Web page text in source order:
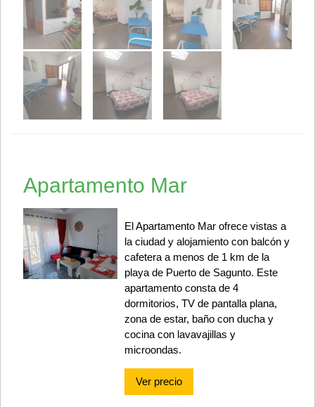
Apartamento Mar
El Apartamento Mar ofrece vistas a
la ciudad y alojamiento con balcón y
cafetera a menos de 1 km de la
playa de Puerto de Sagunto. Este
apartamento consta de 4
dormitorios, TV de pantalla plana,
zona de estar, baño con ducha y
cocina con lavavajillas y
microondas.
Ver precio